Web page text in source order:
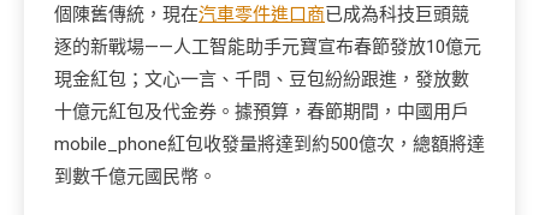
個陳舊傳統，現在汽車零件進口商已成為科技巨頭競
逐的新戰場——人工智能助手元寶宣布春節發放10億元
現金紅包；文心一言、千問、豆包紛紛跟進，發放數
十億元紅包及代金券。據預算，春節期間，中國用戶
mobile_phone紅包收發量將達到約500億次，總額將達
到數千億元國民幣。